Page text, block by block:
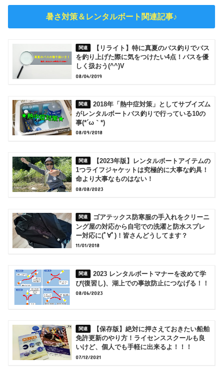
暑さ対策＆レンタルボート関連記事♪
【リライト】特に真夏のバス釣りでバス
を釣り上げた際に気をつけたい4点！バスを優
しく扱おう(^^)V
08/04/2019
2018年「熱中症対策」としてサブイズム
がレンタルボートバス釣りで行っている10の
事(*´ω｀*)
08/09/2018
【2023年版】レンタルボートアイテムの
1つライフジャケットは究極的に大事な釣具！
命より大事なものはない！
08/08/2023
ゴアテックス防寒服の手入れをクリーニ
ング屋の対応から自宅での洗濯と防水スプレ
ー対応に(ﾟ∀ﾟ)！皆さんどうしてます？
11/01/2018
2023 レンタルボートマナーを改めて学
び(復習し)、湖上での事故防止につなげる！！
08/06/2023
【保存版】絶対に押さえておきたい船舶
免許更新のやり方！ライセンススクールも良
いけど、個人でも手軽に出来るよ！！！
07/12/2021